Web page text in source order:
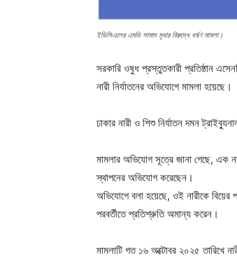
ইডিসিএলের এমডি সামাদ মৃধার বিরুদ্ধে ধর্ষণ মামলা।
সরকারি ওষুধ প্রস্তুতকারী প্রতিষ্ঠান
নারী নির্যাতনের অভিযোগে মামলা হয়েছে।
ঢাকার নারী ও শিশু নির্যাতন দমন
মামলার অভিযোগ সূত্রে জানা গেছে, এক
স্থাপনের অভিযোগ করেছেন।
অভিযোগে বলা হয়েছে, ওই নারীকে
পরবর্তীতে প্রতিশ্রুতি অমান্য করেন।
মামলাটি গত ১৬ অক্টোবর ২০২৫ তারিখে